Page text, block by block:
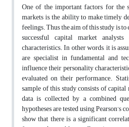
One of the important factors for the
markets is, the ability to make timely
feelings. Thus the aim of this study is
successful capital market
characteristics. In other words, it is
are specialist in fundamental and
influence their personality
evaluated on their performance.
sample of this study consists of
data is collected by a combined
hypotheses are tested using Pearson’s
show that there is a significant